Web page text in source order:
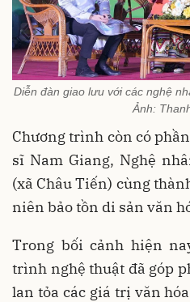
Diễn đàn giao lưu với các nghệ
Ảnh:
Chương trình còn có
sĩ Nam Giang, Nghệ
(xã Châu Tiến) cùng
niên bảo tồn di sản văn
Trong bối cảnh hiện
trình nghệ thuật đã góp
lan tỏa các giá trị văn